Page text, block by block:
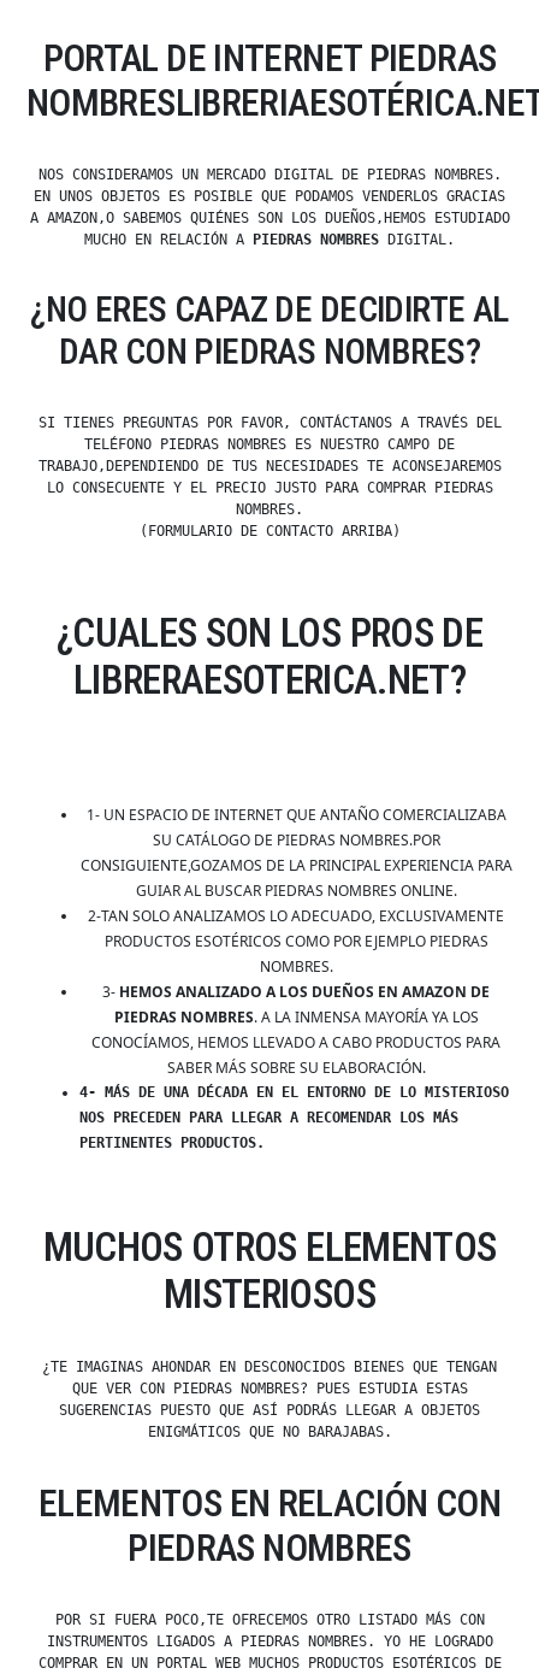
PORTAL DE INTERNET PIEDRAS
NOS CONSIDERAMOS UN MERCADO DIGITAL DE PIEDRAS NOMBRES.
EN UNOS OBJETOS ES POSIBLE QUE PODAMOS VENDERLOS GRACIAS
A AMAZON,O SABEMOS QUIÉNES SON LOS DUEÑOS,HEMOS ESTUDIADO
MUCHO EN RELACIÓN A
PIEDRAS NOMBRES DIGITAL.
¿NO ERES CAPAZ DE DECIDIRTE AL
DAR CON PIEDRAS NOMBRES?
SI TIENES PREGUNTAS POR FAVOR, CONTÁCTANOS A TRAVÉS DEL
TELÉFONO PIEDRAS NOMBRES ES NUESTRO CAMPO DE
TRABAJO,DEPENDIENDO DE TUS NECESIDADES TE ACONSEJAREMOS
LO CONSECUENTE Y EL PRECIO JUSTO PARA COMPRAR PIEDRAS
NOMBRES.
(FORMULARIO DE CONTACTO ARRIBA)
¿CUALES SON LOS PROS DE
LIBRERAESOTERICA.NET?
1- UN ESPACIO DE INTERNET QUE ANTAÑO COMERCIALIZABA
SU CATÁLOGO DE PIEDRAS NOMBRES.POR
CONSIGUIENTE,GOZAMOS DE LA PRINCIPAL EXPERIENCIA PARA
GUIAR AL BUSCAR PIEDRAS NOMBRES ONLINE.
2-TAN SOLO ANALIZAMOS LO ADECUADO, EXCLUSIVAMENTE
PRODUCTOS ESOTÉRICOS COMO POR EJEMPLO PIEDRAS
NOMBRES.
3- HEMOS ANALIZADO A LOS DUEÑOS EN AMAZON DE
PIEDRAS NOMBRES. A LA INMENSA MAYORÍA YA LOS
CONOCÍAMOS, HEMOS LLEVADO A CABO PRODUCTOS PARA
SABER MÁS SOBRE SU ELABORACIÓN.
4- MÁS DE UNA DÉCADA EN EL ENTORNO DE LO MISTERIOSO
NOS PRECEDEN PARA LLEGAR A RECOMENDAR LOS MÁS
PERTINENTES PRODUCTOS.
MUCHOS OTROS ELEMENTOS
MISTERIOSOS
¿TE IMAGINAS AHONDAR EN DESCONOCIDOS BIENES QUE TENGAN
QUE VER CON PIEDRAS NOMBRES? PUES ESTUDIA ESTAS
SUGERENCIAS PUESTO QUE ASÍ PODRÁS LLEGAR A OBJETOS
ENIGMÁTICOS QUE NO BARAJABAS.
ELEMENTOS EN RELACIÓN CON
PIEDRAS NOMBRES
POR SI FUERA POCO,TE OFRECEMOS OTRO LISTADO MÁS CON
INSTRUMENTOS LIGADOS A PIEDRAS NOMBRES. YO HE LOGRADO
COMPRAR EN UN PORTAL WEB MUCHOS PRODUCTOS ESOTÉRICOS DE